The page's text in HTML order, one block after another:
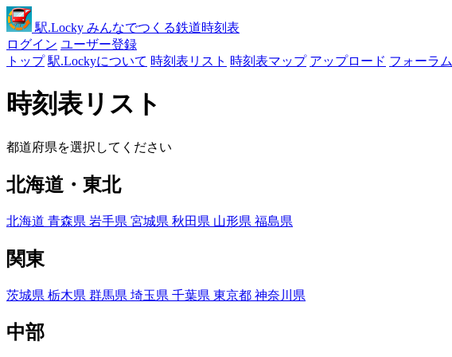
駅.Locky みんなでつくる鉄道時刻表
ログイン ユーザー登録
トップ 駅.Lockyについて 時刻表リスト 時刻表マップ アップロード フォーラム
時刻表リスト
都道府県を選択してください
北海道・東北
北海道 青森県 岩手県 宮城県 秋田県 山形県 福島県
関東
茨城県 栃木県 群馬県 埼玉県 千葉県 東京都 神奈川県
中部